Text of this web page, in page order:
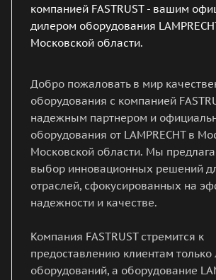
компанией FASTRUST - вашим
дилером оборудования
Московской области.
Добро пожаловать в мир
оборудования с компанией
надежным партнером и
оборудования от LAMPRECHT в
Московской области. Мы
выбор инновационных решений
отраслей, сфокусированных на
надежности и качестве.
Компания FASTRUST стремится к
предоставлению клиентам
оборудований, а оборудование